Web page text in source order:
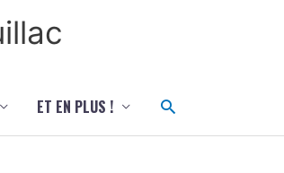
ET EN PLUS ! Rechercher